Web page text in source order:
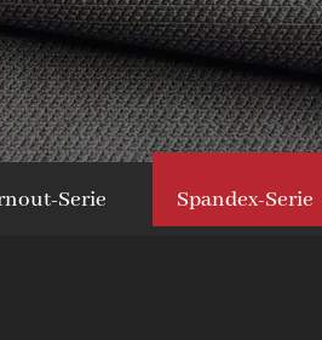
Serie Spandex-Serie